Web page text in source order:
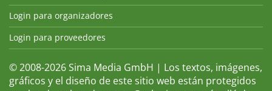
Login para organizadores
Login para proveedores
© 2008-2026 Sima Media GmbH | Los textos, imágenes,
gráficos y el diseño de este sitio web están protegidos